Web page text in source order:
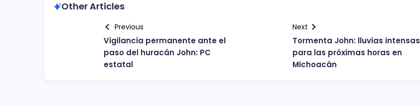
Other Articles
Previous
Vigilancia permanente ante el
paso del huracán John: PC
estatal
Next
Tormenta John: lluvias intensas
para las próximas horas en
Michoacán